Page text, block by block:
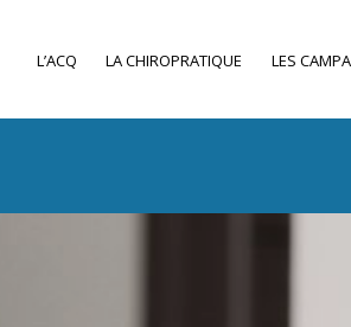
L’ACQ LA CHIROPRATIQUE LES